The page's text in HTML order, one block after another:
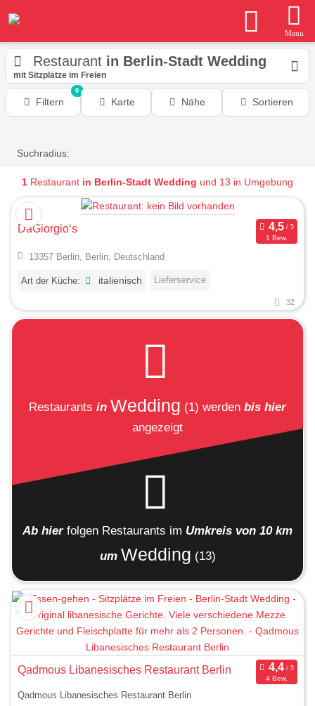
Menu
Restaurant in Berlin-Stadt Wedding
mit Sitzplätze im Freien
Filtern
0
Karte Nähe Sortieren
Suchradius:
1 Restaurant in Berlin-Stadt Wedding und 13 in Umgebung
DaGiorgio‘s
1 Bew.
13357 Berlin, Berlin, Deutschland
Art der Küche: italienisch Lieferservice
32
Restaurants in Wedding (1) werden bis hier
angezeigt
Ab hier folgen Restaurants im Umkreis von 10 km
um Wedding (13)
Qadmous Libanesisches Restaurant Berlin
4 Bew.
Qadmous Libanesisches Restaurant Berlin